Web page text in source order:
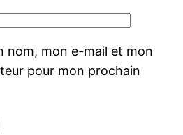
nom, mon e-mail et mon
pour mon prochain